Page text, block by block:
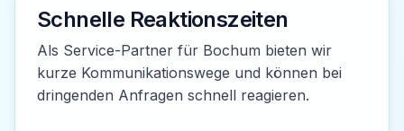
Schnelle Reaktionszeiten
Als Service-Partner für Bochum bieten wir
kurze Kommunikationswege und können bei
dringenden Anfragen schnell reagieren.